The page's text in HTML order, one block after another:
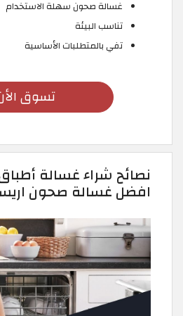
غسالة صحون سهلة الاستخدام
تناسب البيئة
تفي بالمتطلبات الأساسية
تسوق
افضل غسالة صحون